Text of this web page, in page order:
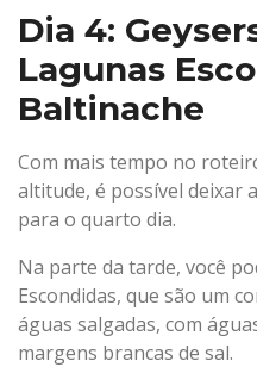
Dia 4:
Lagunas
Baltinache
Com mais tempo no
altitude, é possível deixar
para o quarto dia.
Na parte da tarde, você
Escondidas, que são um
águas salgadas, com
margens brancas de sal.